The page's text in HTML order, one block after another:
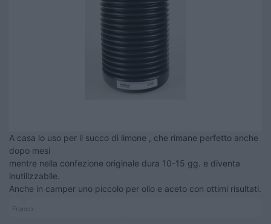
A casa lo uso per il succo di limone , che rimane perfetto anche
dopo mesi
mentre nella confezione originale dura 10-15 gg. e diventa
inutilizzabile.
Anche in camper uno piccolo per olio e aceto con ottimi risultati.
Franco